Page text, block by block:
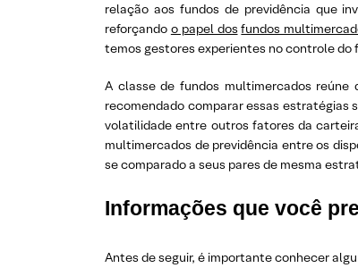
relação aos fundos de previdência que
reforçando o papel dos fundos
temos gestores experientes no controle do
A classe de fundos multimercados
recomendado comparar essas estratégias
volatilidade entre outros fatores da
multimercados de previdência entre os
se comparado a seus pares de mesma
Informações que você
Antes de seguir, é importante conhecer